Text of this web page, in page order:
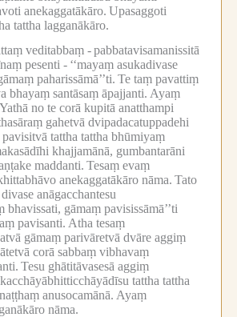
anekaggatākāro. Upasaggoti
tattha lagganākāro.
veditabbaṃ -pabbatavisamanissitā
pesenti - ‘‘mayaṃ asukadivase
paharissāmā’’ti. Te taṃ pavattiṃ
bhayaṃ santāsaṃ āpajjanti. Ayaṃ
no te corā kupitā anatthampi
gahetvā dvipadacatuppadehi
tattha tattha bhūmiyaṃ
khajjamānā, gumbantarāni
maddanti. Tesaṃ evaṃ
anekaggatākāro nāma. Tato
anāgacchantesu
bhavissati, gāmaṃ pavisissāmā’’ti
pavisanti. Atha tesaṃ
gāmaṃ parivāretvā dvāre aggiṃ
corā sabbaṃ vibhavaṃ
Tesu ghātitāvasesā aggiṃ
tattha tattha
anusocamānā. Ayaṃ
nāma.